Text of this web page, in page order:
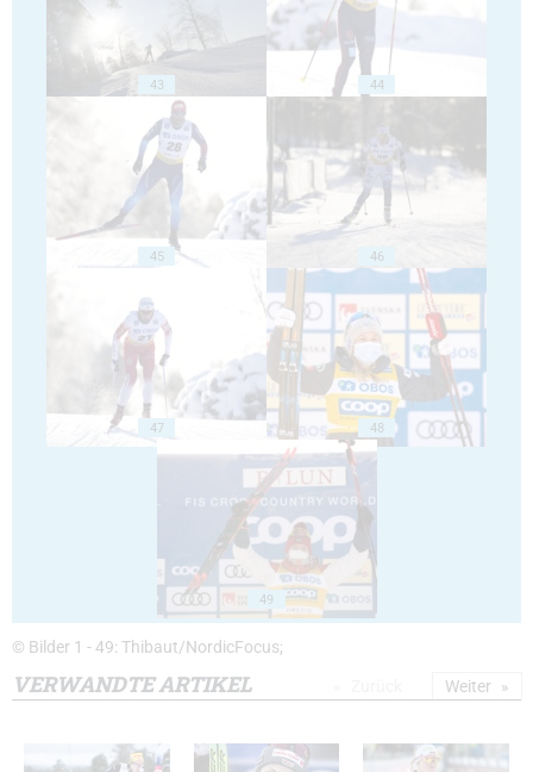
43 44
45 46
47 48
49
© Bilder 1 - 49: Thibaut/NordicFocus;
VERWANDTE ARTIKEL Weiter